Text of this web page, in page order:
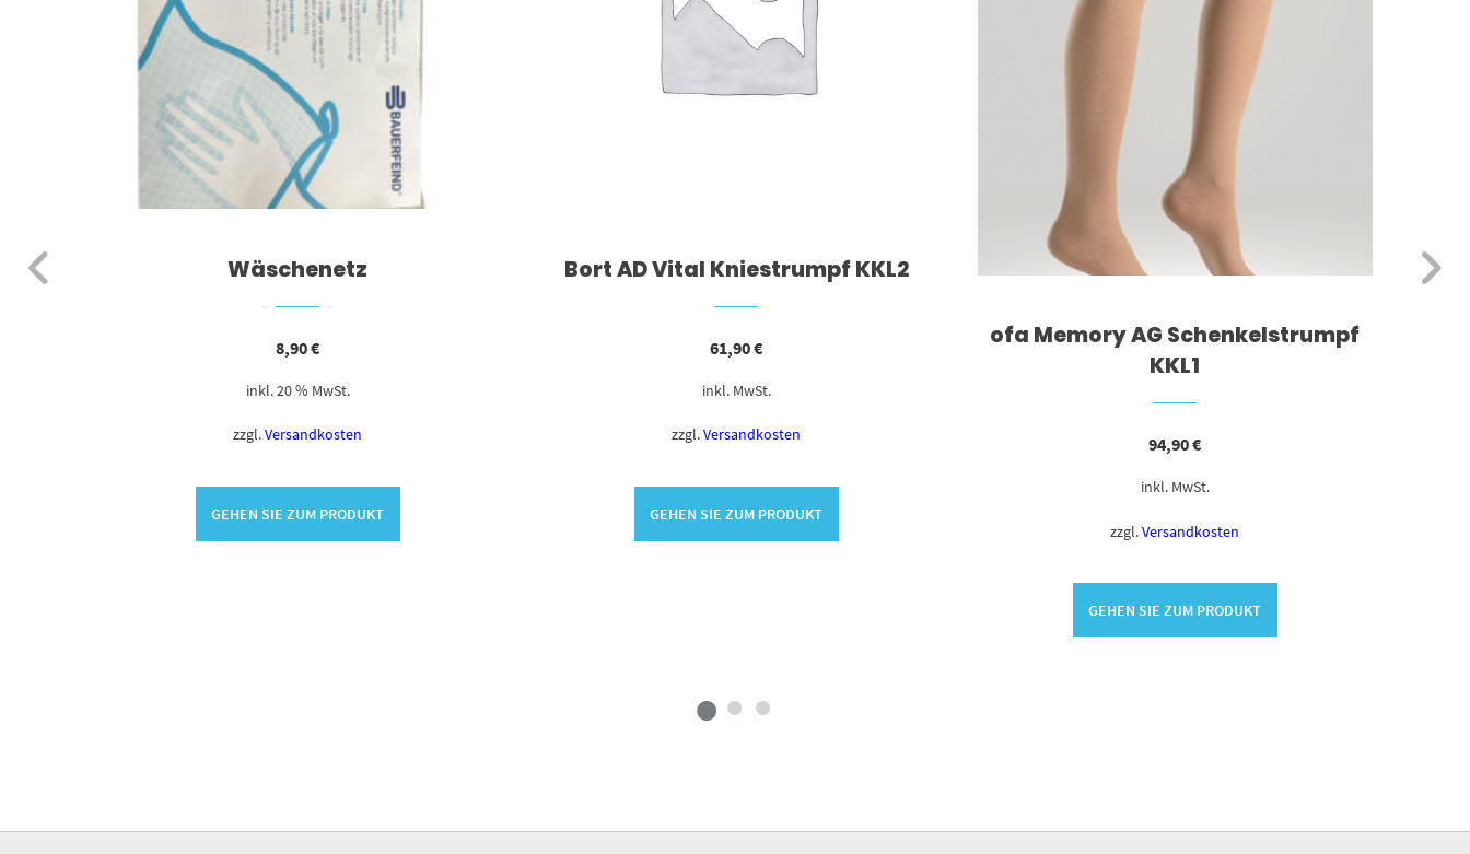
Wäschenetz
8,90€
inkl. 20 % MwSt.
zzgl.Versandkosten
GEHEN SIE ZUM PRODUKT
Bort AD Vital Kniestrumpf KKL2
61,90€
inkl. MwSt.
zzgl.Versandkosten
GEHEN SIE ZUM PRODUKT
ofa Memory AG Schenkelstrumpf
KKL1
94,90€
inkl. MwSt.
zzgl.Versandkosten
GEHEN SIE ZUM PRODUKT